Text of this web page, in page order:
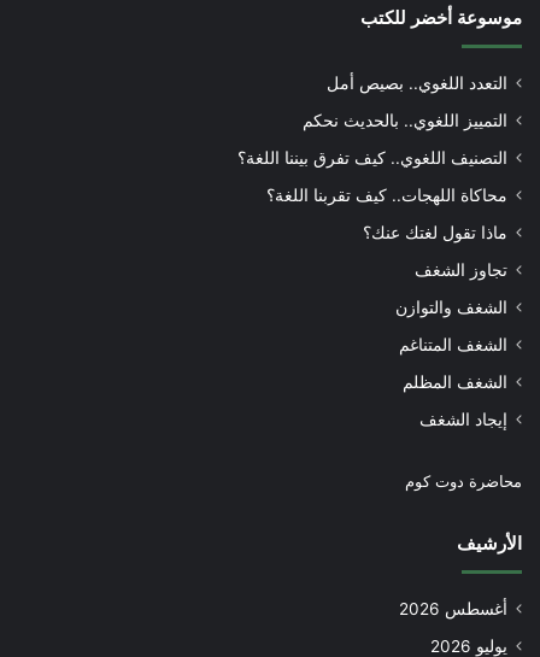
موسوعة أخضر للكتب
التعدد اللغوي.. بصيص أمل
التمييز اللغوي.. بالحديث نحكم
التصنيف اللغوي.. كيف تفرق بيننا اللغة؟
محاكاة اللهجات.. كيف تقربنا اللغة؟
ماذا تقول لغتك عنك؟
تجاوز الشغف
الشغف والتوازن
الشغف المتناغم
الشغف المظلم
إيجاد الشغف
محاضرة دوت كوم
الأرشيف
أغسطس 2026
يوليو 2026